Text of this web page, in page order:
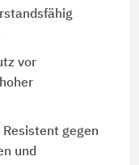
vor
gegen
und